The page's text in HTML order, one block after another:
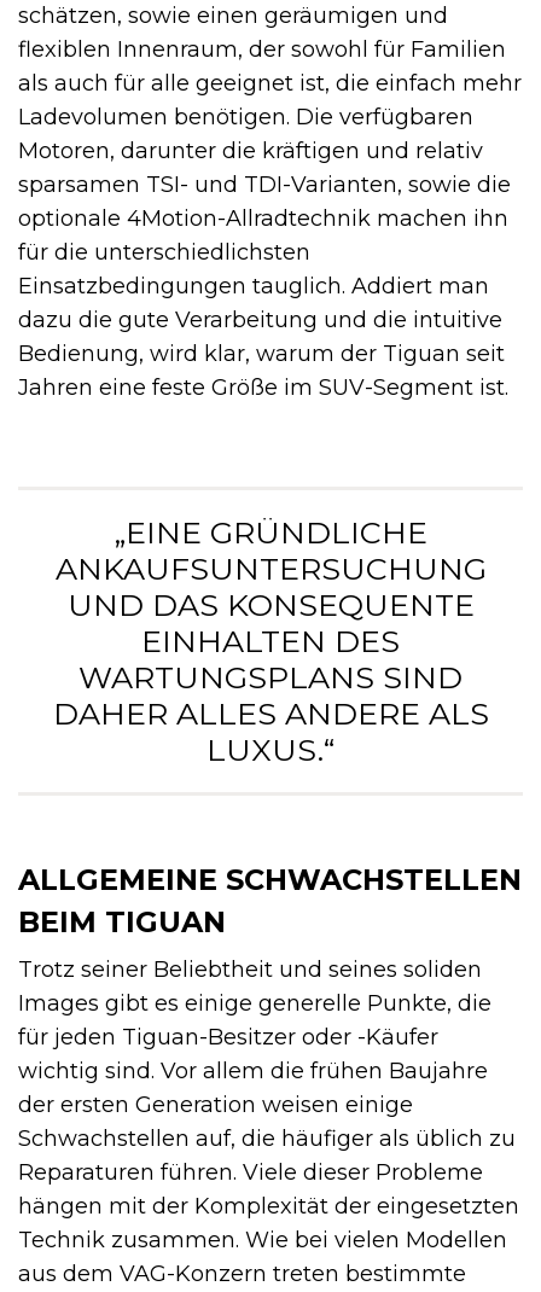
schätzen, sowie einen geräumigen und
flexiblen Innenraum, der sowohl für Familien
als auch für alle geeignet ist, die einfach mehr
Ladevolumen benötigen. Die verfügbaren
Motoren, darunter die kräftigen und relativ
sparsamen TSI- und TDI-Varianten, sowie die
optionale 4Motion-Allradtechnik machen ihn
für die unterschiedlichsten
Einsatzbedingungen tauglich. Addiert man
dazu die gute Verarbeitung und die intuitive
Bedienung, wird klar, warum der Tiguan seit
Jahren eine feste Größe im SUV-Segment ist.
„EINE GRÜNDLICHE
ANKAUFSUNTERSUCHUNG
UND DAS KONSEQUENTE
EINHALTEN DES
WARTUNGSPLANS SIND
DAHER ALLES ANDERE ALS
LUXUS.“
ALLGEMEINE SCHWACHSTELLEN
BEIM TIGUAN
Trotz seiner Beliebtheit und seines soliden
Images gibt es einige generelle Punkte, die
für jeden Tiguan-Besitzer oder -Käufer
wichtig sind. Vor allem die frühen Baujahre
der ersten Generation weisen einige
Schwachstellen auf, die häufiger als üblich zu
Reparaturen führen. Viele dieser Probleme
hängen mit der Komplexität der eingesetzten
Technik zusammen. Wie bei vielen Modellen
aus dem VAG-Konzern treten bestimmte